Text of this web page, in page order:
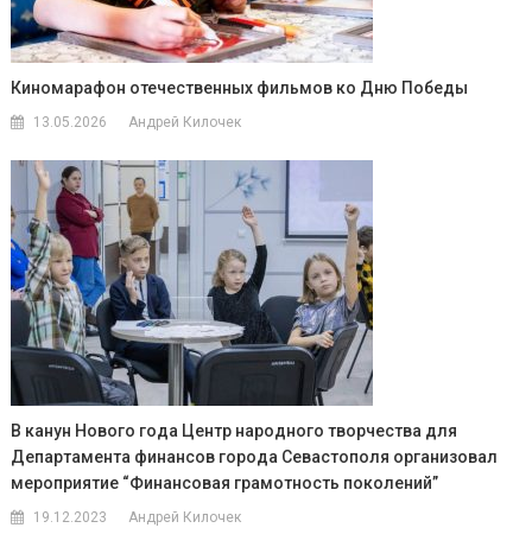
Киномарафон отечественных фильмов ко Дню Победы
13.05.2026 Андрей Килочек
В канун Нового года Центр народного творчества для
Департамента финансов города Севастополя организовал
мероприятие “Финансовая грамотность поколений”
19.12.2023 Андрей Килочек